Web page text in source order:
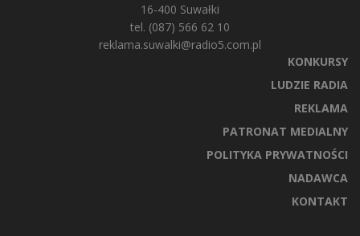
16-400 Suwałki
tel. (087) 566 62 10
reklama.suwalki@radio5.com.pl
KONKURSY
LUDZIE RADIA
REKLAMA
PATRONAT MEDIALNY
POLITYKA PRYWATNOŚCI
NADAWCA
KONTAKT